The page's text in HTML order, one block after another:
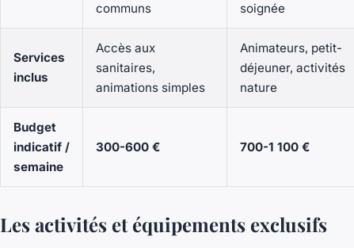
communs
soignée
Services
inclus
Accès aux
sanitaires,
animations simples
Animateurs, petit-
déjeuner, activités
nature
Budget
indicatif /
semaine
300-600 € 700-1 100 €
Les activités et équipements exclusifs